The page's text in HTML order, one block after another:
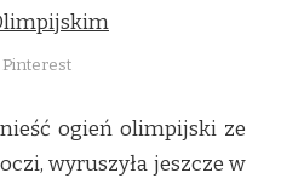
Pinterest
ogień olimpijski ze
wyruszyła jeszcze w